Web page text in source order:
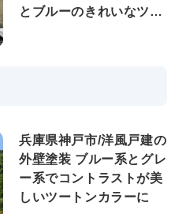
とブルーのきれいなツー
兵庫県神戸市/洋風戸建の
外壁塗装 ブルー系とグレ
ー系でコントラストが美
しいツートンカラーに